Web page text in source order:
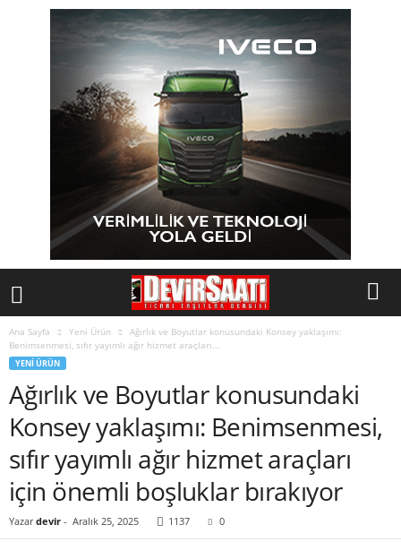
Ana Sayfa Yeni Ürün
Ağırlık ve Boyutlar konusundaki Konsey yaklaşımı:
Benimsenmesi, sıfır yayımlı ağır hizmet araçları...
YENI ÜRÜN
Ağırlık ve Boyutlar konusundaki
Konsey yaklaşımı: Benimsenmesi,
sıfır yayımlı ağır hizmet araçları
için önemli boşluklar bırakıyor
Yazar devir - Aralık 25, 2025 1137 0